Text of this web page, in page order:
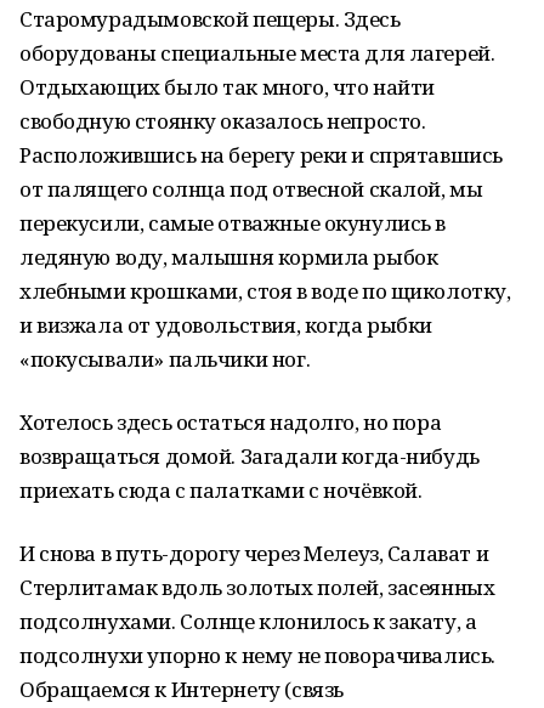
Старомурадымовской пещеры. Здесь
оборудованы специальные места для лагерей.
Отдыхающих было так много, что найти
свободную стоянку оказалось непросто.
Расположившись на берегу реки и спрятавшись
от палящего солнца под отвесной скалой, мы
перекусили, самые отважные окунулись в
ледяную воду, малышня кормила рыбок
хлебными крошками, стоя в воде по щиколотку,
и визжала от удовольствия, когда рыбки
«покусывали» пальчики ног.
Хотелось здесь остаться надолго, но пора
возвращаться домой. Загадали когда-нибудь
приехать сюда с палатками с ночёвкой.
И снова в путь-дорогу через Мелеуз, Салават и
Стерлитамак вдоль золотых полей, засеянных
подсолнухами. Солнце клонилось к закату, а
подсолнухи упорно к нему не поворачивались.
Обращаемся к Интернету (связь